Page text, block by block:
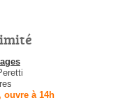
ouvre à 14h